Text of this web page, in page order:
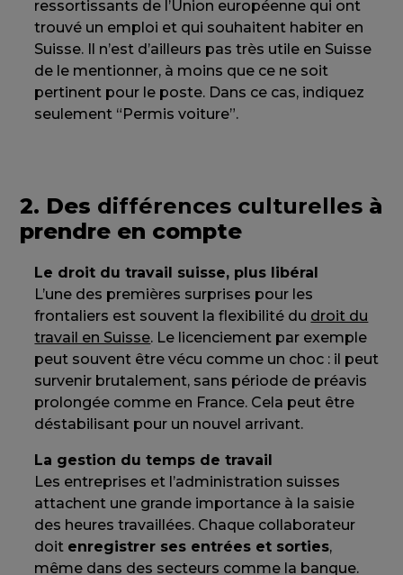
ressortissants de l’Union européenne qui ont
trouvé un emploi et qui souhaitent habiter en
Suisse. Il n’est d’ailleurs pas très utile en Suisse
de le mentionner, à moins que ce ne soit
pertinent pour le poste. Dans ce cas, indiquez
seulement “Permis voiture”.
2. Des différences culturelles à
prendre en compte
Le droit du travail suisse, plus libéral
L’une des premières surprises pour les
frontaliers est souvent la flexibilité du droit du
travail en Suisse. Le licenciement par exemple
peut souvent être vécu comme un choc : il peut
survenir brutalement, sans période de préavis
prolongée comme en France. Cela peut être
déstabilisant pour un nouvel arrivant.
La gestion du temps de travail
Les entreprises et l’administration suisses
attachent une grande importance à la saisie
des heures travaillées. Chaque collaborateur
doit enregistrer ses entrées et sorties,
même dans des secteurs comme la banque.